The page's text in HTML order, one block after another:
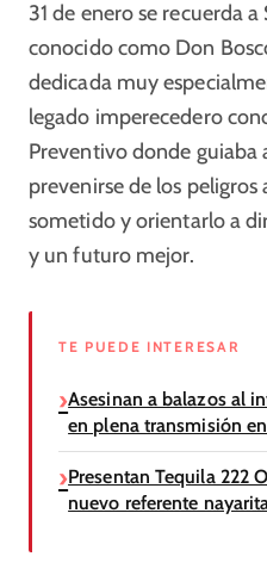
31 de enero se recuerda
conocido como Don
dedicada muy
legado imperecedero
Preventivo donde guiaba
prevenirse de los peligros
sometido y orientarlo a
y un futuro mejor.
TE PUEDE INTERESAR
Asesinan a balazos al
en plena transmisión
Presentan Tequila 222
nuevo referente